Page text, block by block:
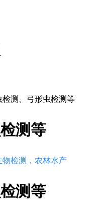
测等
检测，农林水产
测等